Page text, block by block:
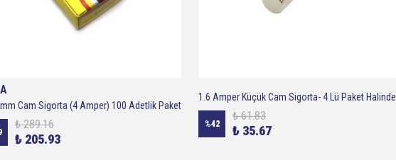
Cam Sigorta (4 Amper) 100 Adetlik Paket
₺ 289.16
₺ 205.93
1.6 Amper Küçük Cam Sigorta- 4 Lü Paket Halinde
%42
₺ 61.83
₺ 35.67